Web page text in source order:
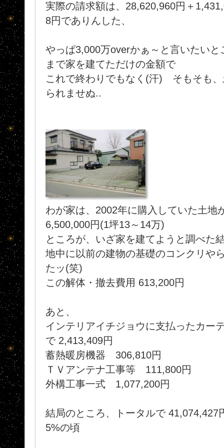
実際の請求額は、28,620,960円＋
8円でありんした、
やっぱ3,000万overかぁ～と言いたい
まで家を建てただけの金額で
これで終わりでもなく(汗) そもそも
られませぬ..
わが家は、2002年に購入していた土地
6,500,000円(1坪13～14万)
ところが、いざ家を建てようと調べた
地中に以前の建物の基礎のコンクリや
たッ(笑)
この解体・撤去費用 613,200円
あと、
インテリアイチジョウに支払ったカー
で 2,413,409円
蓄熱暖房機器 306,810円
ＴＶアンテナ工事等 111,800円
外構工事一式 1,077,200円
結局のところ、トータルで
5%の頃